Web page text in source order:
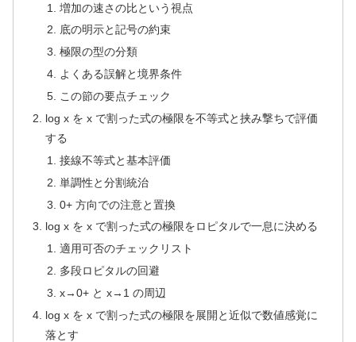
増加の速さの比という視点
底の明示と記号の約束
極限の型の分類
よくある誤解と境界条件
この節の要点チェック
log x を x で割った式の極限を不等式と挟み撃ちで評価
する
接線不等式と基本評価
単調性と分割統治
0+ 方向での注意と置換
log x を x で割った式の極限をロピタルで一息に決める
適用可否のチェックリスト
多段ロピタルの回避
x→0+ と x→1 の周辺
log x を x で割った式の極限を展開と近似で数値感覚に
落とす